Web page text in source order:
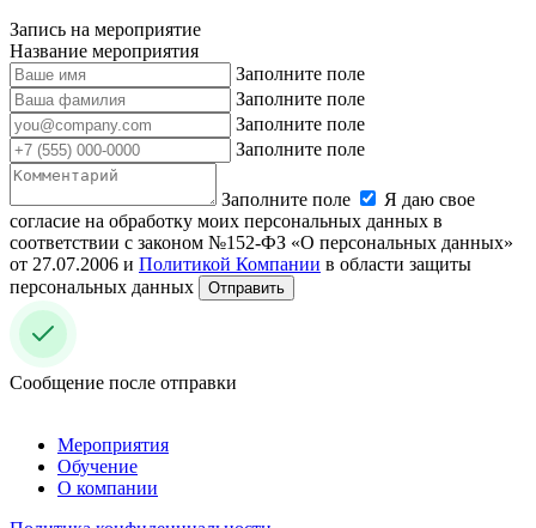
Запись на мероприятие
Название мероприятия
Заполните поле
Заполните поле
Заполните поле
Заполните поле
Заполните поле
Я даю свое
согласие на обработку моих персональных данных в
соответствии с законом №152-ФЗ «О персональных данных»
от 27.07.2006 и Политикой Компании в области защиты
персональных данных
Отправить
Сообщение после отправки
Мероприятия
Обучение
О компании